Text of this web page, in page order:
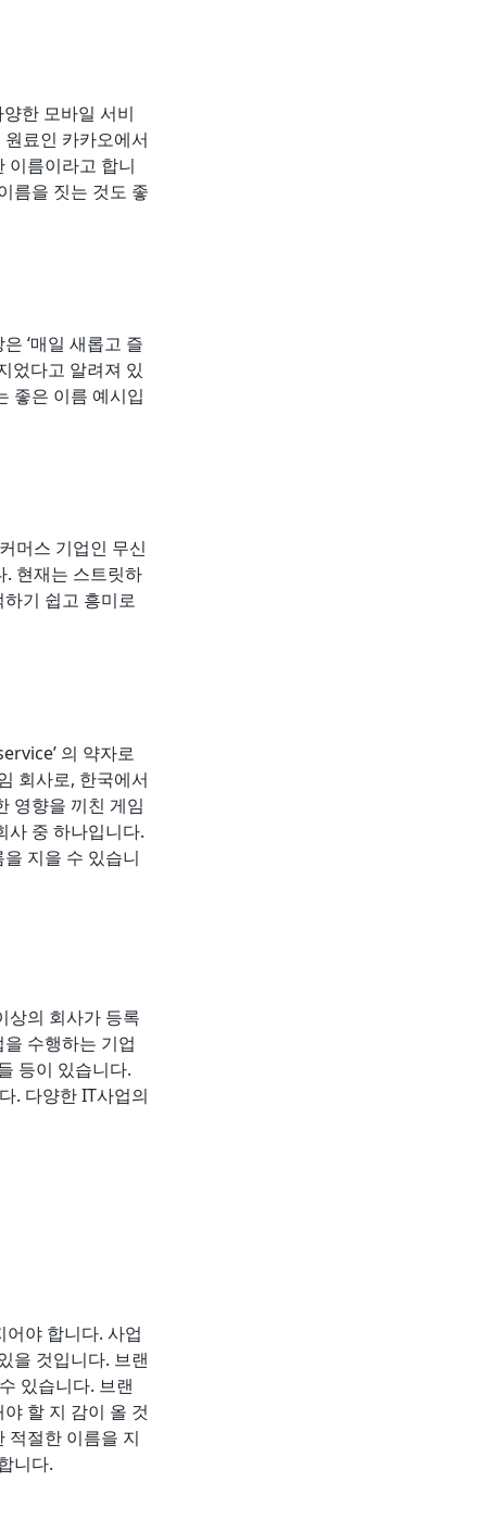
한 모바일 서비
료인 카카오에서
이름이라고 합니
름을 짓는 것도 좋
‘매일 새롭고 즐
었다고 알려져 있
좋은 이름 예시입
머스 기업인 무신
. 현재는 스트릿하
기 쉽고 흥미로
의 약자로
회사로, 한국에서
영향을 끼친 게임
사 중 하나입니다.
지을 수 있습니
상의 회사가 등록
수행하는 기업
등이 있습니다.
. 다양한 IT사업의
야 합니다. 사업
을 것입니다. 브랜
있습니다. 브랜
할 지 감이 올 것
적절한 이름을 지
니다.